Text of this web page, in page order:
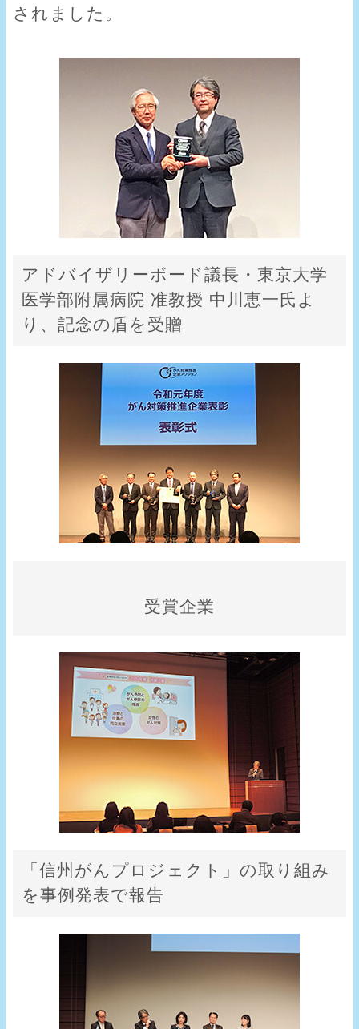
されました。
アドバイザリーボード議長・東京大学
医学部附属病院 准教授 中川恵一氏よ
り、記念の盾を受贈
受賞企業
「信州がんプロジェクト」の取り組み
を事例発表で報告